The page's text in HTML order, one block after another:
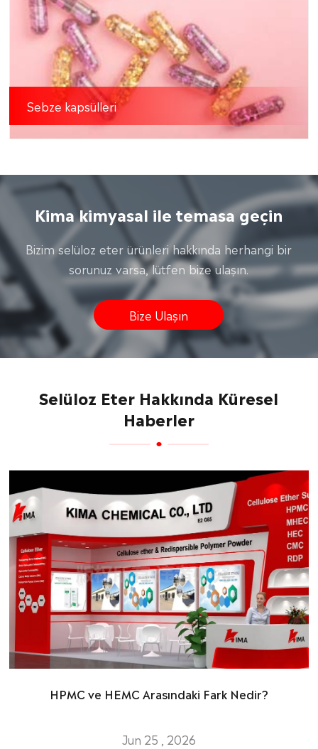
Sebze kapsülleri
Kima kimyasal ile temasa geçin
Bizim selüloz eter ürünleri hakkında herhangi bir
sorunuz varsa, lütfen bize ulaşın.
Bize Ulaşın
Selüloz Eter Hakkında Küresel
Haberler
HPMC ve HEMC Arasındaki Fark Nedir?
Jun 25 , 2026